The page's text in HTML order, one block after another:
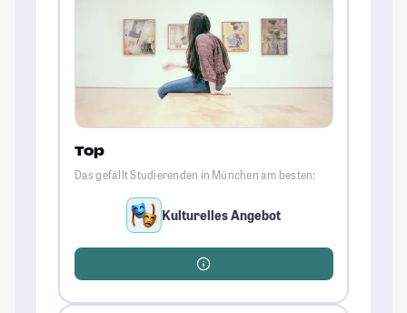
Top
Das gefällt Studierenden in München am besten:
Kulturelles Angebot